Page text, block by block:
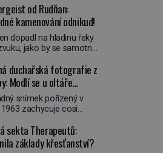
od Rudňan:
kamenování odnikud!
dopadl na hladinu řeky
jako by se samotná
bolestně strhl ruku, ale
ho zasáhl dříve, než si
uvědomil pohyb: tiše,
přesně. „Odkud…?“
starší student, ale v
po nich mohl cokoliv
A když se […]
duchařská fotografie z
Modlí se u oltáře
mnich?
snímek pořízený v
zachycuje cosi
postava stojící u
je duch mnicha ze 16.
s bílým závojem přes
sekta Therapeutů:
základy křesťanství?